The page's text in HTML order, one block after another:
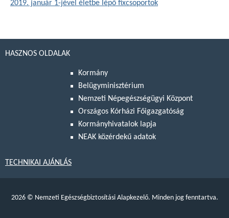
2019. január 1-jével életbe lépő fixcsoportok
HASZNOS OLDALAK
Kormány
Belügyminisztérium
Nemzeti Népegészségügyi Központ
Országos Kórházi Főigazgatóság
Kormányhivatalok lapja
NEAK közérdekű adatok
TECHNIKAI AJÁNLÁS
2026 © Nemzeti Egészségbiztosítási Alapkezelő. Minden jog fenntartva.